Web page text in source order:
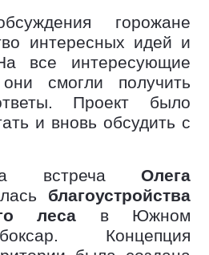
горожане
интересных идей и
все интересующие
смогли получить
Проект было
и вновь обсудить с
встреча Олега
благоустройства
леса в Южном
Концепция